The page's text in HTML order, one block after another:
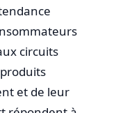
circuits
et de leur